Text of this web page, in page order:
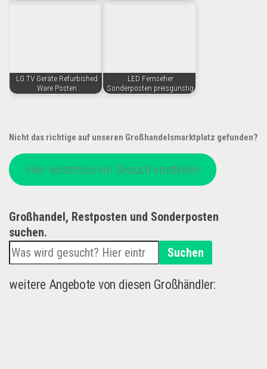
LG TV Geräte Refurbished
Ware Posten
LED Fernseher
Sonderposten preisgünstig
Nicht das richtige auf unseren Großhandelsmarktplatz gefunden?
Hier kostenlos ein Gesuch einstellen
Großhandel, Restposten und Sonderposten
suchen.
Suchen
weitere Angebote von diesen Großhändler: